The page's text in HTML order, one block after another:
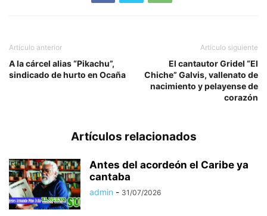
Artículo anterior
A la cárcel alias “Pikachu”,
sindicado de hurto en Ocaña
Artículo siguiente
El cantautor Gridel “El
Chiche” Galvis, vallenato de
nacimiento y pelayense de
corazón
Artículos relacionados
Antes del acordeón el Caribe ya
cantaba
admin - 31/07/2026